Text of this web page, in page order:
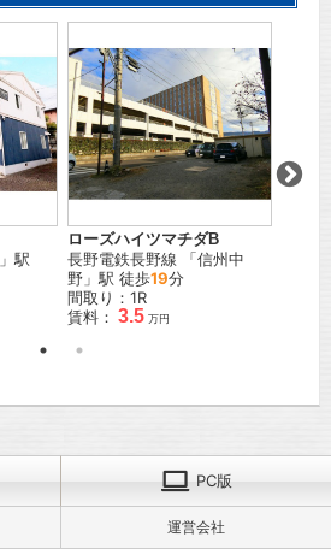
」駅
ローズハイツマチダB
長野電鉄長野線 「信州中
野 」駅 徒歩19分
間取り：1R
賃料： 3.5 万円
PC版
運営会社